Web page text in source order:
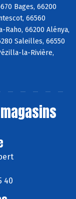
Bages, 66200
66560
Raho, 66200 Alénya,
Saleilles, 66550
la-Rivière,
40